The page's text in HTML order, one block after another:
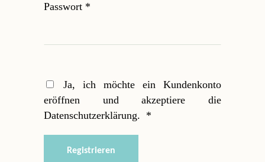
Passwort *
Ja, ich möchte ein Kundenkonto
eröffnen und akzeptiere die
Datenschutzerklärung. *
Registrieren